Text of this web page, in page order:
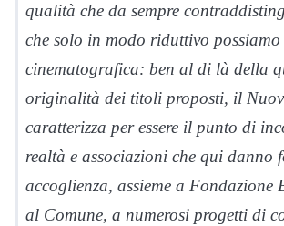
qualità che da sempre
che solo in modo riduttivo
cinematografica: ben al di là della
originalità dei titoli proposti, il
caratterizza per essere il punto di
realtà e associazioni che qui danno
accoglienza, assieme a Fondazione
al Comune, a numerosi progetti di